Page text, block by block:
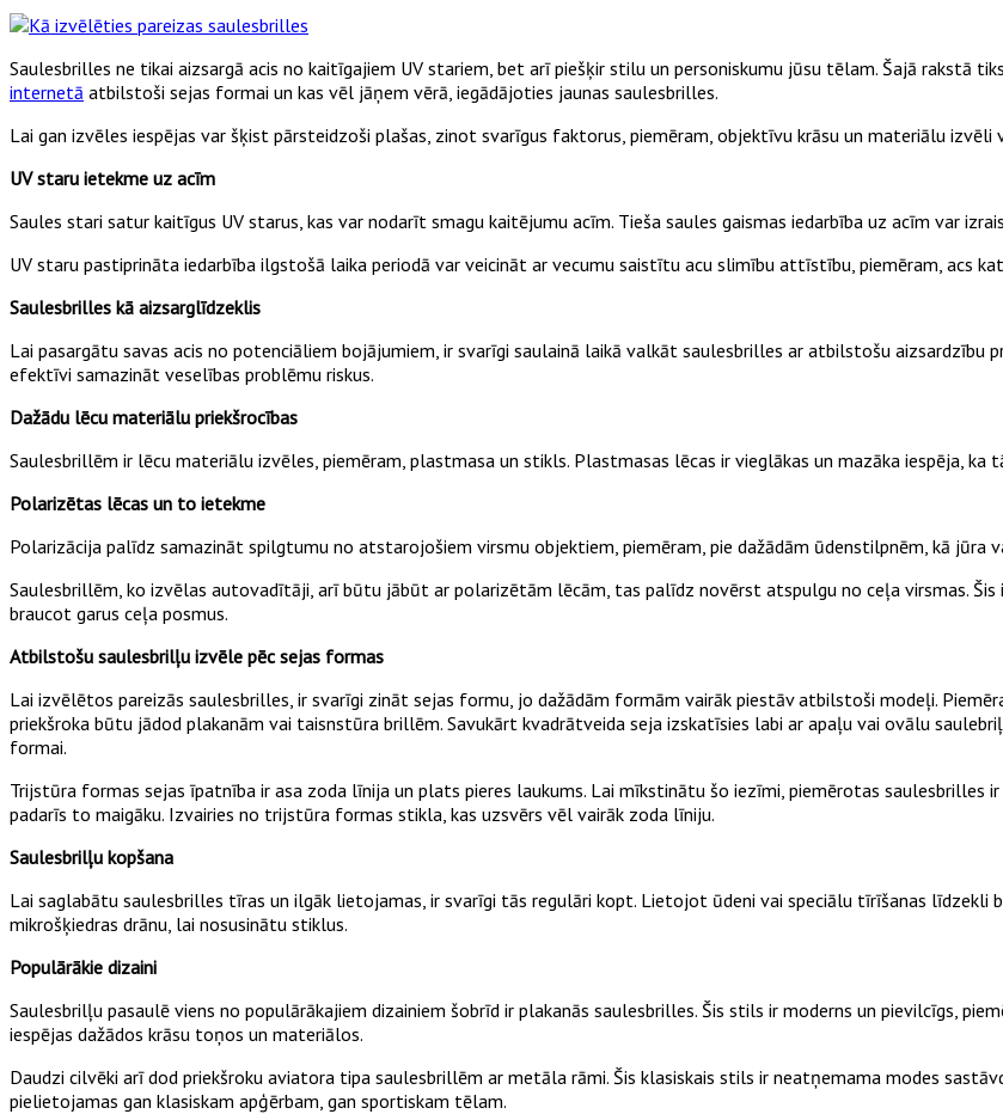
Saulesbrilles ne tikai aizsargā acis no kaitīgajiem UV stariem, bet arī piešķir stilu un personiskumu jūsu tēlam. Šajā rakstā
internetā atbilstoši sejas formai un kas vēl jāņem vērā, iegādājoties jaunas saulesbrilles.
Lai gan izvēles iespējas var šķist pārsteidzoši plašas, zinot svarīgus faktorus, piemēram, objektīvu krāsu un materiālu
UV staru ietekme uz acīm
Saules stari satur kaitīgus UV starus, kas var nodarīt smagu kaitējumu acīm. Tieša saules gaismas iedarbība uz acīm var
UV staru pastiprināta iedarbība ilgstošā laika periodā var veicināt ar vecumu saistītu acu slimību attīstību, piemēram, acs
Saulesbrilles kā aizsarglīdzeklis
Lai pasargātu savas acis no potenciāliem bojājumiem, ir svarīgi saulainā laikā valkāt saulesbrilles ar atbilstošu
efektīvi samazināt veselības problēmu riskus.
Dažādu lēcu materiālu priekšrocības
Saulesbrillēm ir lēcu materiālu izvēles, piemēram, plastmasa un stikls. Plastmasas lēcas ir vieglākas un mazāka iespēja,
Polarizētas lēcas un to ietekme
Polarizācija palīdz samazināt spilgtumu no atstarojošiem virsmu objektiem, piemēram, pie dažādām ūdenstilpnēm, kā jūra
Saulesbrillēm, ko izvēlas autovadītāji, arī būtu jābūt ar polarizētām lēcām, tas palīdz novērst atspulgu no ceļa virsmas.
braucot garus ceļa posmus.
Atbilstošu saulesbrilļu izvēle pēc sejas formas
Lai izvēlētos pareizās saulesbrilles, ir svarīgi zināt sejas formu, jo dažādām formām vairāk piestāv atbilstoši modeļi.
priekšroka būtu jādod plakanām vai taisnstūra brillēm. Savukārt kvadrātveida seja izskatīsies labi ar apaļu vai ovālu
formai.
Trijstūra formas sejas īpatnība ir asa zoda līnija un plats pieres laukums. Lai mīkstinātu šo iezīmi, piemērotas
padarīs to maigāku. Izvairies no trijstūra formas stikla, kas uzsvērs vēl vairāk zoda līniju.
Saulesbrilļu kopšana
Lai saglabātu saulesbrilles tīras un ilgāk lietojamas, ir svarīgi tās regulāri kopt. Lietojot ūdeni vai speciālu tīrīšanas
mikrošķiedras drānu, lai nosusinātu stiklus.
Populārākie dizaini
Saulesbrilļu pasaulē viens no populārākajiem dizainiem šobrīd ir plakanās saulesbrilles. Šis stils ir moderns un pievilcīgs,
iespējas dažādos krāsu toņos un materiālos.
Daudzi cilvēki arī dod priekšroku aviatora tipa saulesbrillēm ar metāla rāmi. Šis klasiskais stils ir neatņemama modes
pielietojamas gan klasiskam apģērbam, gan sportiskam tēlam.